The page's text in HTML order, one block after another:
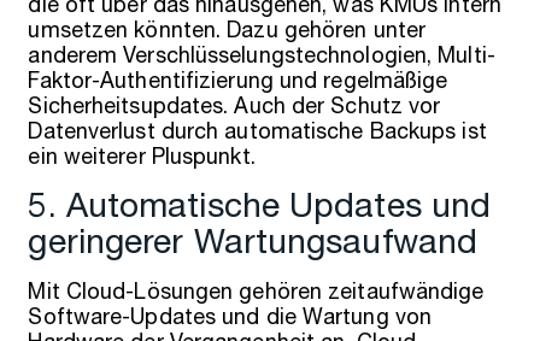
die oft über das hinausgehen, was KMUs intern
umsetzen könnten. Dazu gehören unter
anderem Verschlüsselungstechnologien, Multi-
Faktor-Authentifizierung und regelmäßige
Sicherheitsupdates. Auch der Schutz vor
Datenverlust durch automatische Backups ist
ein weiterer Pluspunkt.
5. Automatische Updates und
geringerer Wartungsaufwand
Mit Cloud-Lösungen gehören zeitaufwändige
Software-Updates und die Wartung von